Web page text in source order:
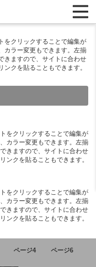
をクリックすることで編集が
カラー変更もできます。左揃
きますので、サイトに合わせ
クを貼ることもできます。
をクリックすることで編集が
カラー変更もできます。左揃
きますので、サイトに合わせ
ンクを貼ることもできます。
をクリックすることで編集が
カラー変更もできます。左揃
きますので、サイトに合わせ
ンクを貼ることもできます。
ページ4
ページ6